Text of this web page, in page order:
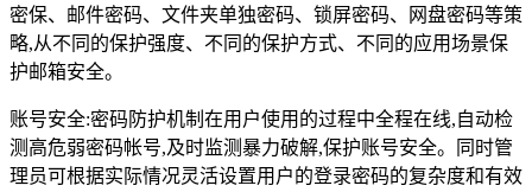
密保、邮件密码、文件夹单独密码、锁屏密码、网盘密码等策
略,从不同的保护强度、不同的保护方式、不同的应用场景保
护邮箱安全。
账号安全:密码防护机制在用户使用的过程中全程在线,自动检
测高危弱密码帐号,及时监测暴力破解,保护账号安全。同时管
理员可根据实际情况灵活设置用户的登录密码的复杂度和有效